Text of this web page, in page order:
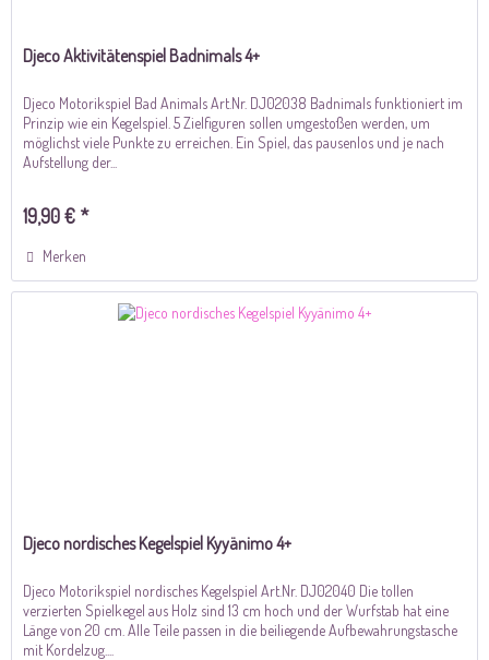
Djeco Aktivitätenspiel Badnimals 4+
Djeco Motorikspiel Bad Animals Art.Nr. DJ02038 Badnimals funktioniert im
Prinzip wie ein Kegelspiel. 5 Zielfiguren sollen umgestoßen werden, um
möglichst viele Punkte zu erreichen. Ein Spiel, das pausenlos und je nach
Aufstellung der...
19,90 € *
Merken
Djeco nordisches Kegelspiel Kyyänimo 4+
Djeco Motorikspiel nordisches Kegelspiel Art.Nr. DJ02040 Die tollen
verzierten Spielkegel aus Holz sind 13 cm hoch und der Wurfstab hat eine
Länge von 20 cm. Alle Teile passen in die beiliegende Aufbewahrungstasche
mit Kordelzug....